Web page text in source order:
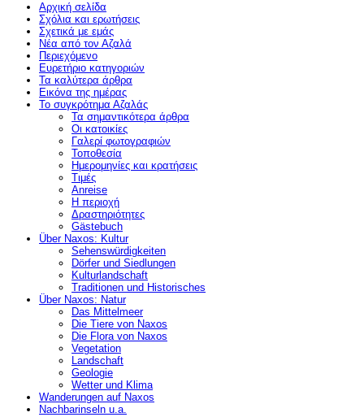
Αρχική σελίδα
Σχόλια και ερωτήσεις
Σχετικά με εμάς
Νέα από τον Αζαλά
Περιεχόμενο
Ευρετήριο κατηγοριών
Τα καλύτερα άρθρα
Εικόνα της ημέρας
Το συγκρότημα Αζαλάς
Τα σημαντικότερα άρθρα
Οι κατοικίες
Γαλερί φωτογραφιών
Τοποθεσία
Ημερομηνίες και κρατήσεις
Τιμές
Anreise
Η περιοχή
Δραστηριότητες
Gästebuch
Über Naxos: Kultur
Sehenswürdigkeiten
Dörfer und Siedlungen
Kulturlandschaft
Traditionen und Historisches
Über Naxos: Natur
Das Mittelmeer
Die Tiere von Naxos
Die Flora von Naxos
Vegetation
Landschaft
Geologie
Wetter und Klima
Wanderungen auf Naxos
Nachbarinseln u.a.